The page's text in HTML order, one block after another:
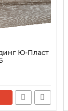
Ю-Пласт